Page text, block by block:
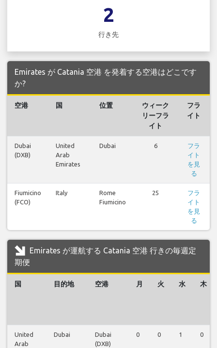
2
行き先
Emirates が Catania 空港 を発着する空港はどこです
か?
空港 国 位置
ウィーク
リーフラ
イト
フラ
イト
Dubai
(DXB)
United
Arab
Emirates
Dubai 6
フラ
イト
を見
る
Fiumicino
(FCO)
Italy
Rome
Fiumicino
25
フラ
イト
を見
る
Emirates が運航する Catania 空港 行きの毎週定
期便
国 目的地 空港 月 火 水 木
United
Arab
Dubai
Dubai
(DXB)
0 0 1 0